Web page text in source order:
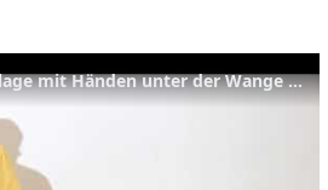
Bauchentspannungslage mit Händen unter der Wange - Yoga Asana Lexikon